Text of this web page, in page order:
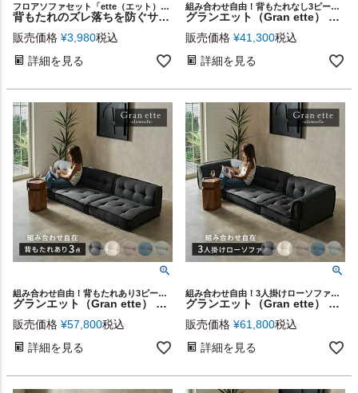
フロアソファセット「ette（エット）」の背面クッションを支える、背もたれ用サポートフレーム
背もたれのズレ落ちを防ぐサポートフレーム 単品 ette［シルバー／ブラック］［70210］
販売価格 ¥3,980税込
詳細を見る
組み合わせ自由！背もたれなし3ピースGran ette
グランエット（Gran ette） 背もたれなし 3ピースセット [stc3-67200]
販売価格 ¥41,300税込
詳細を見る
組み合わせ自由！背もたれあり3ピースGran ette
グランエット（Gran ette） 背もたれあり(3ピースセット) [stc3-67198]
販売価格 ¥57,800税込
詳細を見る
組み合わせ自由！3人掛けローソファGran ette
グランエット（Gran ette） 3人掛けローソファ(3ピースセット) [stc-ge-3p-b]
販売価格 ¥61,800税込
詳細を見る